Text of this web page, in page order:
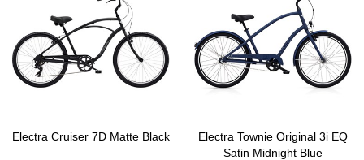
Electra Cruiser 7D Matte Black
Electra Townie Original 3i EQ
Satin Midnight Blue